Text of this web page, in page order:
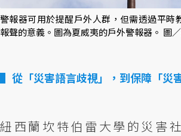
警報器可用於提醒戶外人群，但需透過平時
報聲的意義。圖為夏威夷的戶外警報器。 圖
從「災害語言歧視」，到保障「災
紐西蘭坎特伯雷大學的災害